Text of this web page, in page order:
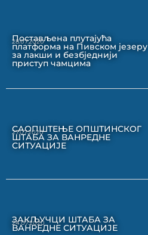
28.07.2020
Постављена плутајућа
платформа на Пивском језеру
за лакши и безбједнији
приступ чамцима
27.07.2020
САОПШТЕЊЕ ОПШТИНСКОГ
ШТАБА ЗА ВАНРЕДНЕ
СИТУАЦИЈЕ
24.07.2020
ЗАКЉУЧЦИ ШТАБА ЗА
ВАНРЕДНЕ СИТУАЦИЈЕ